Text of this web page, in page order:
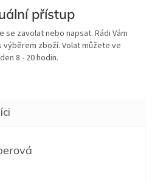
přístup
zavolat nebo napsat. Rádi Vám
zboží. Volat můžete ve
8 - 20 hodin.
je 5 z 5 hvězdiček.